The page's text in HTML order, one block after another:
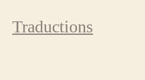
Traductions